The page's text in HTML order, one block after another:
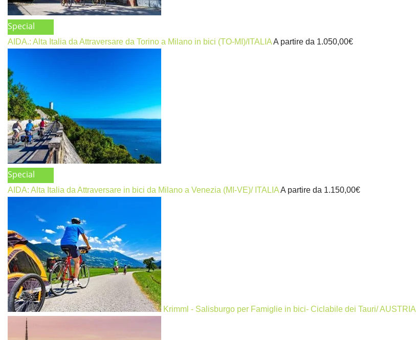
Special
AIDA.: Alta Italia da Attraversare da Torino a Milano in bici (TO-MI)/ITALIAA partire da 1.050,00€
Special
AIDA: Alta Italia da Attraversare in bici da Milano a Venezia (MI-VE)/ ITALIAA partire da 1.150,00€
Krimml - Salisburgo per Famiglie in bici- Ciclabile dei Tauri/ AUSTRIA